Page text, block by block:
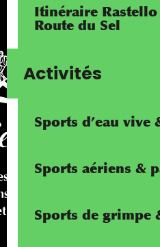
Itinéraire
Route du Sel
Activités
Sports d’eau vive
Sports aériens &
Sports de grimpe
cyclables
pédestres
Méditerranée